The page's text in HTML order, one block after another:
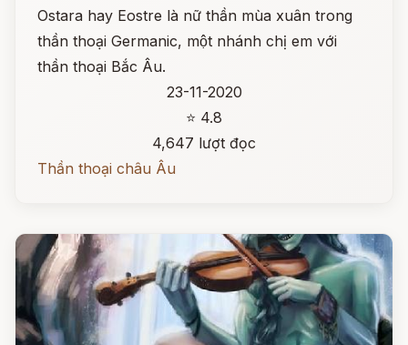
Ostara hay Eostre là nữ thần mùa xuân trong
thần thoại Germanic, một nhánh chị em với
thần thoại Bắc Âu.
23-11-2020
⭐ 4.8
4,647 lượt đọc
Thần thoại châu Âu